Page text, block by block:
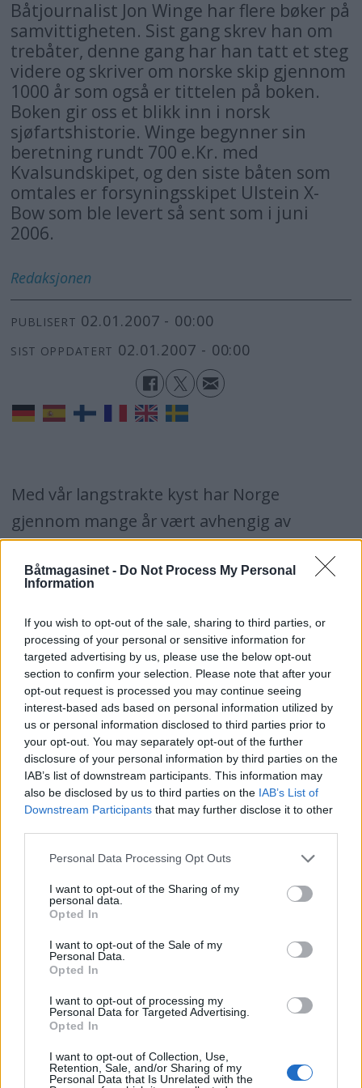
Båtmagasinet - Do Not Process My Personal
Information
If you wish to opt-out of the sale, sharing to third parties, or
processing of your personal or sensitive information for
targeted advertising by us, please use the below opt-out
section to confirm your selection. Please note that after your
opt-out request is processed you may continue seeing
interest-based ads based on personal information utilized by
us or personal information disclosed to third parties prior to
your opt-out. You may separately opt-out of the further
disclosure of your personal information by third parties on the
IAB’s list of downstream participants. This information may
also be disclosed by us to third parties on the IAB’s List of
Downstream Participants that may further disclose it to other
Personal Data Processing Opt Outs
I want to opt-out of the Sharing of my
personal data.
Opted In
I want to opt-out of the Sale of my
Personal Data.
Opted In
I want to opt-out of processing my
Personal Data for Targeted Advertising.
Opted In
I want to opt-out of Collection, Use,
Retention, Sale, and/or Sharing of my
Personal Data that Is Unrelated with the
Båtjournalist Jon Winge har flere bøker på
samvittigheten. Sist gang skrev han om
trebåter, denne gang har han tatt et steg
videre og skriver om norske skip gjennom
1000 år som også er tittelen på boken.
Boken gir oss et blikk inn i norsk
sjøfartshistorie. Winge begynner sin
beretning rundt 700 e.Kr. med
Kvalsundskipet, og den siste båten som
omtales er forsyningsskipet Ulstein X-
Bow som ble levert så sent som i juni
2006.
Redaksjonen
PUBLISERT 02.01.2007 - 00:00
SIST OPPDATERT 02.01.2007 - 00:00
Med vår langstrakte kyst har Norge
gjennom mange år vært avhengig av
skipstrafikk. Winge tar i denne boken for
seg nyttefartøy. Alt fra vikingskip, jekter,
hurtigruteskip, olje- og gasstankere og
kystbåter, til bilferjer. Et utvalg av de mest
kjente skipene har fått sitt eget kapittel i
boken. Det er Schibsted forlagene som er
utgiver og boken inneholder mange
historiske bilder. Med sine 318 sider i stort
format er boken nesten et oppslagsverk.
batmagasinet.no utgis avNorsk Maritimt